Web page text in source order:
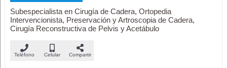
Subespecialista en Cirugía de Cadera, Ortopedia
Intervencionista, Preservación y Artroscopia de Cadera,
Cirugía Reconstructiva de Pelvis y Acetábulo
Teléfono Celular Compartir